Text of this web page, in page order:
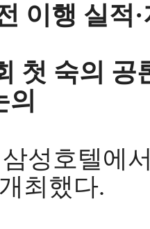
이행 실적·
첫 숙의 공
의
삼성호텔에
최했다.